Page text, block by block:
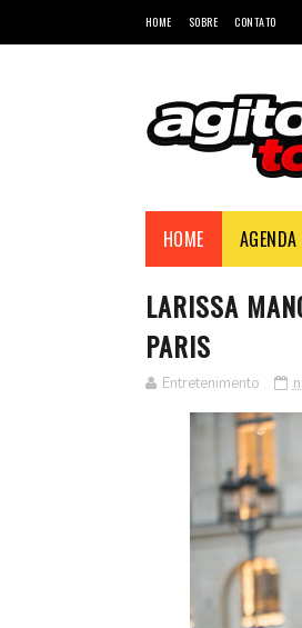
HOME SOBRE CONTATO
HOME AGENDA
LARISSA
PARIS
Entretenimento